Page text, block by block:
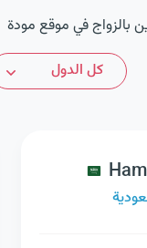
بالزواج في موقع مودة
كل الدول